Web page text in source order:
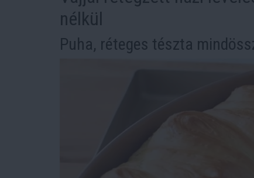
nélkül
Puha, réteges tészta